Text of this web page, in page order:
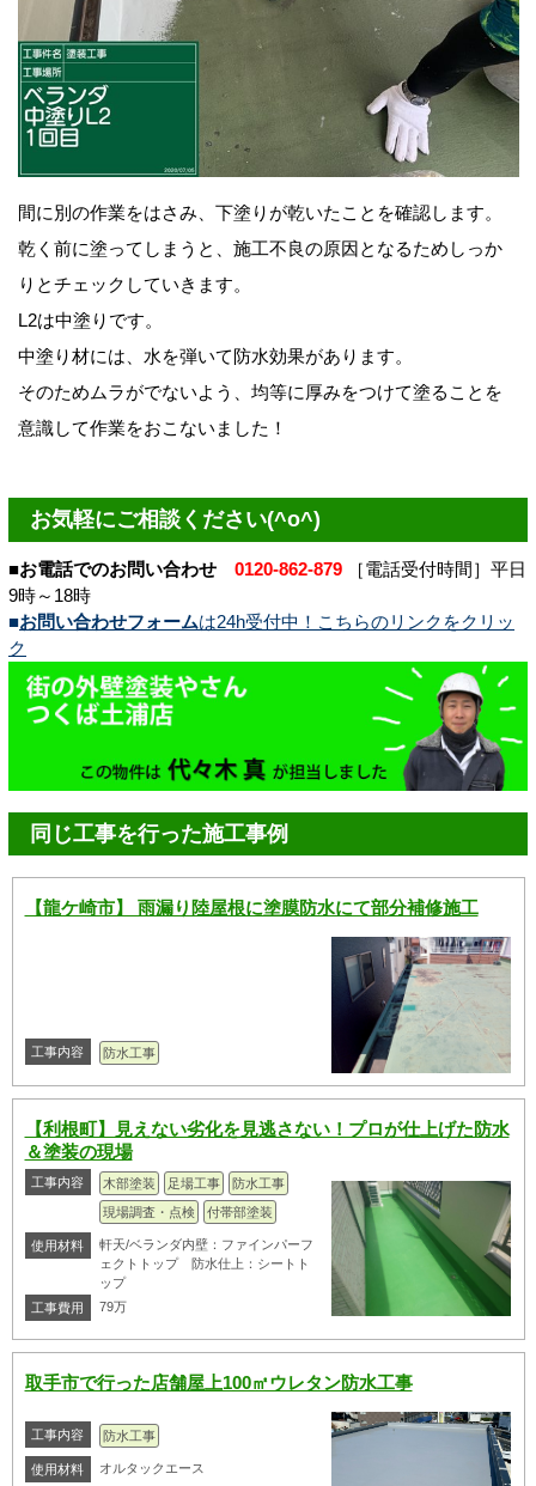
間に別の作業をはさみ、下塗りが乾いたことを確認します。
乾く前に塗ってしまうと、施工不良の原因となるためしっか
りとチェックしていきます。
L2は中塗りです。
中塗り材には、水を弾いて防水効果があります。
そのためムラがでないよう、均等に厚みをつけて塗ることを
意識して作業をおこないました！
お気軽にご相談ください(^o^)
■お電話でのお問い合わせ 0120-862-879 ［電話受付時間］平日
9時～18時
■お問い合わせフォームは24h受付中！こちらのリンクをクリッ
ク
同じ工事を行った施工事例
【龍ケ崎市】 雨漏り陸屋根に塗膜防水にて部分補修施工
工事内容 防水工事
【利根町】見えない劣化を見逃さない！プロが仕上げた防水
＆塗装の現場
工事内容 木部塗装 足場工事
防水工事
現場調査・点検
付帯部塗装
使用材料
軒天/ベランダ内壁：ファインパーフ
ェクトトップ 防水仕上：シートト
ップ
工事費用
79万
取手市で行った店舗屋上100㎡ウレタン防水工事
工事内容 防水工事
使用材料 オルタックエース